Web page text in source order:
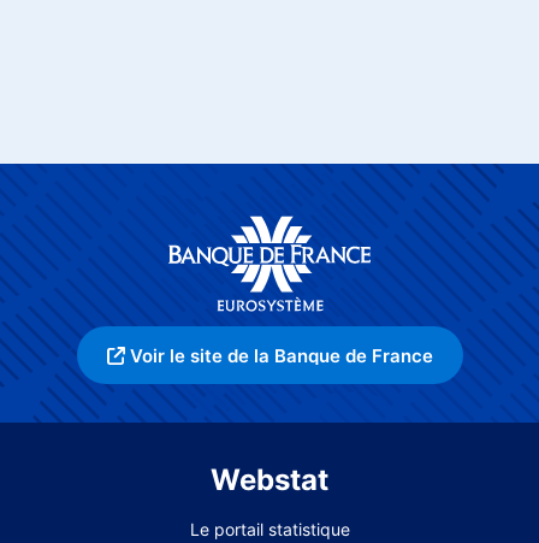
Voir le site de la Banque de France
Webstat
Le portail statistique